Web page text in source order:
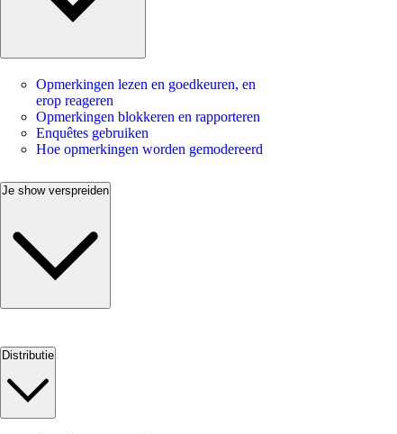
Opmerkingen lezen en goedkeuren, en
erop reageren
Opmerkingen blokkeren en rapporteren
Enquêtes gebruiken
Hoe opmerkingen worden gemodereerd
Je show verspreiden
Distributie